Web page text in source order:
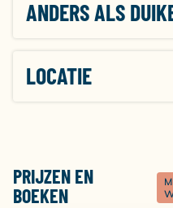
Travelife Gold en het
haar medewerkers
producten en is actief
ANDERS ALS
LOCATIE
PRIJZEN EN
BOEKEN